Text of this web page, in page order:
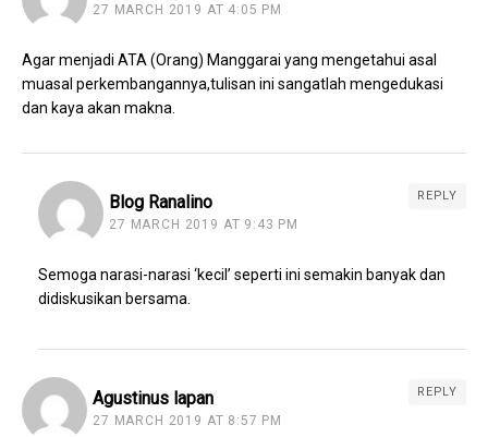
27 MARCH 2019 AT 4:05 PM
Agar menjadi ATA (Orang) Manggarai yang mengetahui asal
muasal perkembangannya,tulisan ini sangatlah mengedukasi
dan kaya akan makna.
Blog Ranalino
27 MARCH 2019 AT 9:43 PM
REPLY
Semoga narasi-narasi ‘kecil’ seperti ini semakin banyak dan
didiskusikan bersama.
Agustinus lapan
27 MARCH 2019 AT 8:57 PM
REPLY